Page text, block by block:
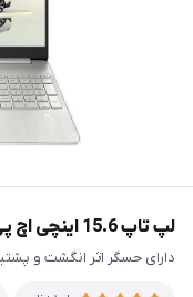
لپ تاپ 15.6 اینچی اچ پی مدل DY5131wm - B
دارای حسگر اثر انگشت و